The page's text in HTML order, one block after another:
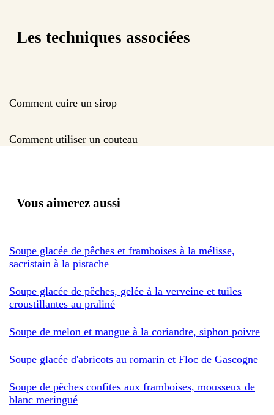
Les techniques associées
Comment cuire un sirop
Comment utiliser un couteau
Vous aimerez aussi
Soupe glacée de pêches et framboises à la mélisse,
sacristain à la pistache
Soupe glacée de pêches, gelée à la verveine et tuiles
croustillantes au praliné
Soupe de melon et mangue à la coriandre, siphon poivre
Soupe glacée d'abricots au romarin et Floc de Gascogne
Soupe de pêches confites aux framboises, mousseux de
blanc meringué